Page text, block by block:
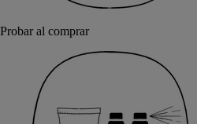
Probar al comprar